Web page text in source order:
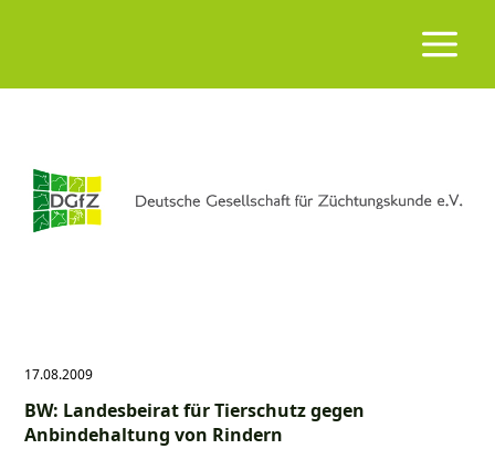
17.08.2009
BW: Landesbeirat für Tierschutz gegen
Anbindehaltung von Rindern